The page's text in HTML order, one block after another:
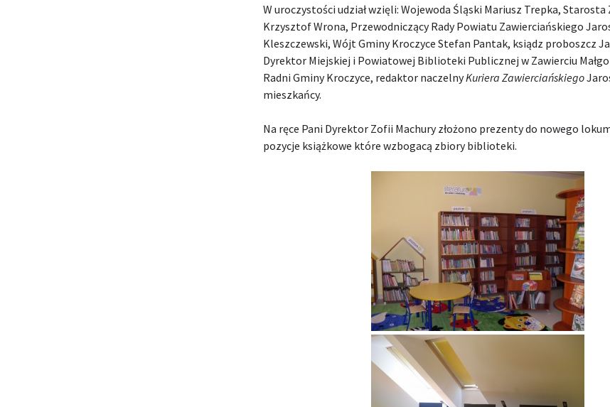
W uroczystości udział wzięli: Wojewoda Śląski Mariusz Trepka, Starosta
Krzysztof Wrona, Przewodniczący Rady Powiatu Zawierciańskiego
Kleszczewski, Wójt Gminy Kroczyce Stefan Pantak, ksiądz proboszcz
Dyrektor Miejskiej i Powiatowej Biblioteki Publicznej w Zawierciu
Radni Gminy Kroczyce, redaktor naczelnyKuriera Zawierciańskiego
mieszkańcy.
Na ręce Pani Dyrektor Zofii Machury złożono prezenty do nowego
pozycje książkowe które wzbogacą zbiory biblioteki.